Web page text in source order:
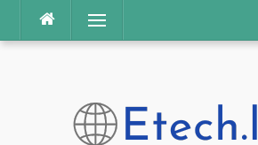
Praleisti
Meniu